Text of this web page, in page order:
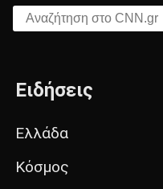
Αναζήτηση στο CNN.gr
Ειδήσεις
Ελλάδα
Κόσμος